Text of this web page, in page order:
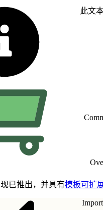
此文
现已推出，并具有模板可扩